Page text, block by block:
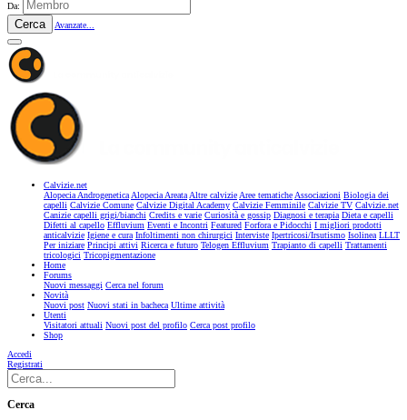
Da:
Cerca Avanzate...
Calvizie.net
Alopecia AndrogeneticaAlopecia AreataAltre calvizieAree tematicheAssociazioni Biologia dei
capelli Calvizie Comune Calvizie Digital Academy Calvizie Femminile Calvizie TV Calvizie.net
Canizie capelli grigi/bianchi Credits e varie Curiosità e gossip Diagnosi e terapia Dieta e capelli
Difetti al capello Effluvium Eventi e Incontri Featured Forfora e Pidocchi I migliori prodotti
anticalvizie Igiene e cura Infoltimenti non chirurgici Interviste Ipertricosi/Irsutismo Isolinea LLLT
Per iniziare Principi attivi Ricerca e futuro Telogen Effluvium Trapianto di capelli Trattamenti
tricologici Tricopigmentazione
Home
Forums
Nuovi messaggi Cerca nel forum
Novità
Nuovi post Nuovi stati in bacheca Ultime attività
Utenti
Visitatori attuali Nuovi post del profilo Cerca post profilo
Shop
Accedi
Registrati
Cerca